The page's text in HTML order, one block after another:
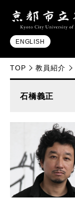
ENGLISH
TOP 教員紹介
石橋義正